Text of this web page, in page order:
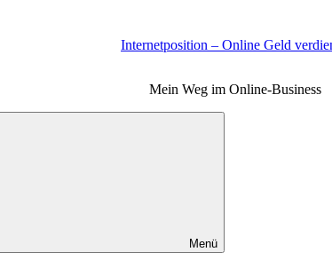
Internetposition – Online Geld
Mein Weg im Online-Business
Menü